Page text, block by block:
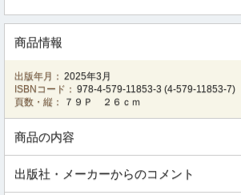
商品情報
出版年月： 2025年3月
ISBNコード： 978-4-579-11853-3 (4-579-11853-7)
頁数・縦：
７９Ｐ ２６ｃｍ
商品の内容
出版社・メーカーからのコメント